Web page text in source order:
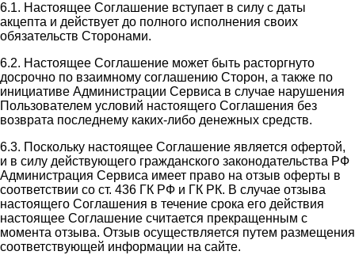
6.1. Настоящее Соглашение вступает в силу с даты
акцепта и действует до полного исполнения своих
обязательств Сторонами.
6.2. Настоящее Соглашение может быть расторгнуто
досрочно по взаимному соглашению Сторон, а также по
инициативе Администрации Сервиса в случае нарушения
Пользователем условий настоящего Соглашения без
возврата последнему каких-либо денежных средств.
6.3. Поскольку настоящее Соглашение является офертой,
и в силу действующего гражданского законодательства РФ
Администрация Сервиса имеет право на отзыв оферты в
соответствии со ст. 436 ГК РФ и ГК РК. В случае отзыва
настоящего Соглашения в течение срока его действия
настоящее Соглашение считается прекращенным с
момента отзыва. Отзыв осуществляется путем размещения
соответствующей информации на сайте.